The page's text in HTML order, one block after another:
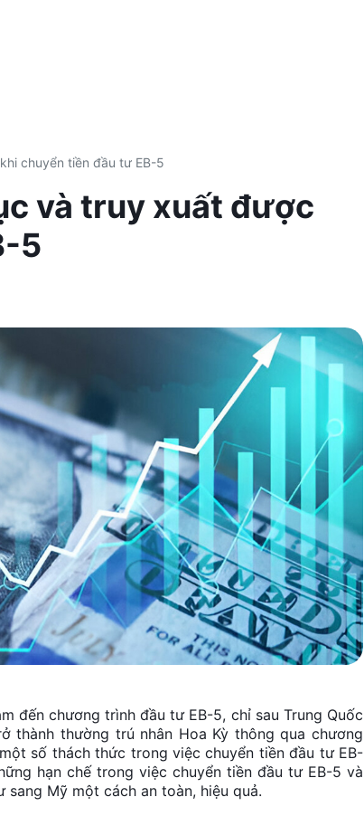
chuyển tiền đầu tư EB-5
và truy xuất được
5
đến chương trình đầu tư EB-5, chỉ sau Trung Quốc
thường trú nhân Hoa Kỳ thông qua chương
số thách thức trong việc chuyển tiền đầu tư EB-
hạn chế trong việc chuyển tiền đầu tư EB-5 và
Mỹ một cách an toàn, hiệu quả.